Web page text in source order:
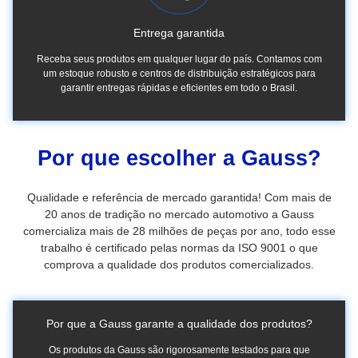
Entrega garantida
Receba seus produtos em qualquer lugar do país. Contamos com
um estoque robusto e centros de distribuição estratégicos para
garantir entregas rápidas e eficientes em todo o Brasil.
Por que escolher a Gauss?
Qualidade e referência de mercado garantida! Com mais de
20 anos de tradição no mercado automotivo a Gauss
comercializa mais de 28 milhões de peças por ano, todo esse
trabalho é certificado pelas normas da ISO 9001 o que
comprova a qualidade dos produtos comercializados.
Por que a Gauss garante a qualidade dos produtos?
Os produtos da Gauss são rigorosamente testados para que